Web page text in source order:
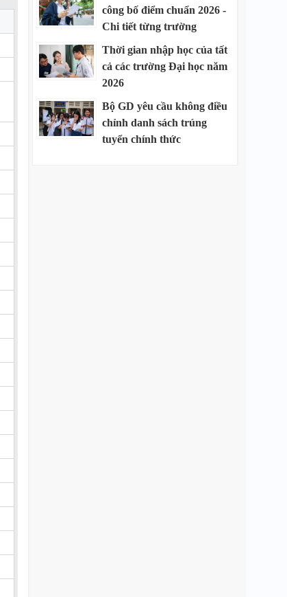
công bố điểm chuẩn 2026 -
Chi tiết từng trường
Thời gian nhập học của tất
cả các trường Đại học năm
2026
Bộ GD yêu cầu không điều
chỉnh danh sách trúng
tuyển chính thức